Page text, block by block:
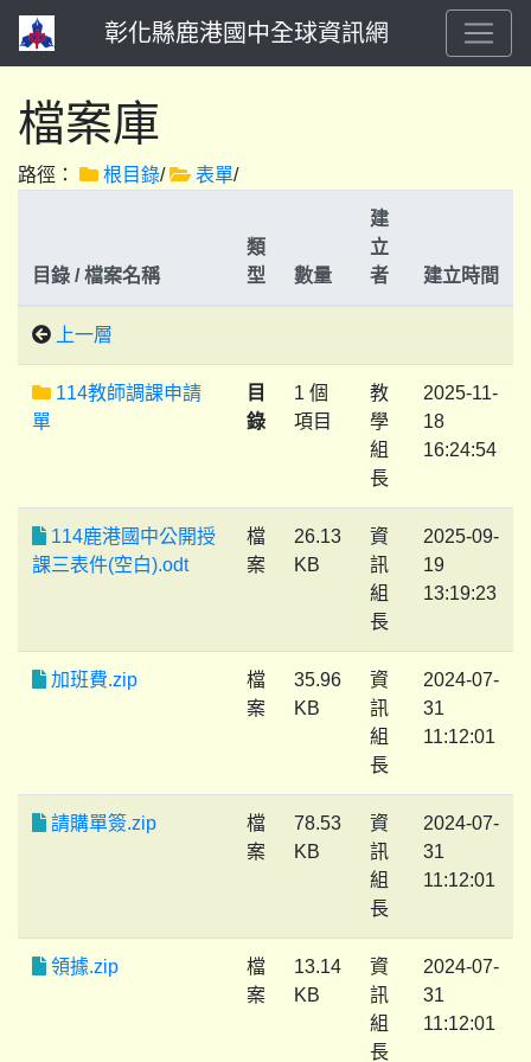
彰化縣鹿港國中全球資訊網
檔案庫
路徑： 根目錄/ 表單/
目錄 / 檔案名稱
類
型
數量
建
立
者
建立時間
上一層
114教師調課申請
單
目
錄
1 個
項目
教
學
組
長
2025-11-
18
16:24:54
114鹿港國中公開授
課三表件(空白).odt
檔
案
26.13
KB
資
訊
組
長
2025-09-
19
13:19:23
加班費.zip
檔
案
35.96
KB
資
訊
組
長
2024-07-
31
11:12:01
請購單簽.zip
檔
案
78.53
KB
資
訊
組
長
2024-07-
31
11:12:01
領據.zip
檔
案
13.14
KB
資
訊
組
長
2024-07-
31
11:12:01